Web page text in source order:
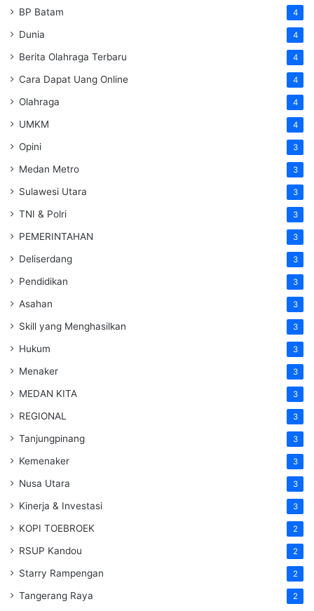
BP Batam 4
Dunia 4
Berita Olahraga Terbaru 4
Cara Dapat Uang Online 4
Olahraga 4
UMKM 4
Opini 3
Medan Metro 3
Sulawesi Utara 3
TNI & Polri 3
PEMERINTAHAN 3
Deliserdang 3
Pendidikan 3
Asahan 3
Skill yang Menghasilkan 3
Hukum 3
Menaker 3
MEDAN KITA 3
REGIONAL 3
Tanjungpinang 3
Kemenaker 3
Nusa Utara 3
Kinerja & Investasi 3
KOPI TOEBROEK 2
RSUP Kandou 2
Starry Rampengan 2
Tangerang Raya 2